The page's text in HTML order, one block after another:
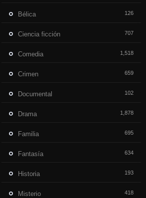
Bélica 126
Ciencia ficción 707
Comedia 1,518
Crimen 659
Documental 102
Drama 1,878
Familia 695
Fantasía 634
Historia 193
Misterio 418